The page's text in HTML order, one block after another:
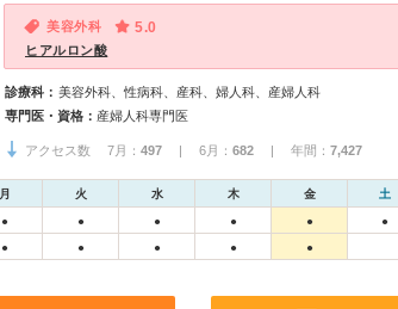
美容外科 5.0
ヒアルロン酸
診療科： 美容外科、性病科、産科、婦人科、産婦人科
専門医・資格： 産婦人科専門医
アクセス数 7月： 497 | 6月： 682 | 年間： 7,427
月 火 水 木 金 土
● ● ● ● ● ●
● ● ● ● ●